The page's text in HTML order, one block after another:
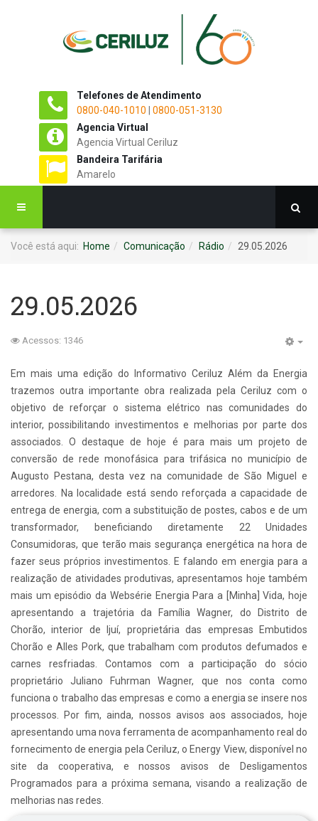
Telefones de Atendimento
0800-040-1010
0800-051-3130
Agencia Virtual
Agencia Virtual Ceriluz
Bandeira Tarifária
Amarelo
Você está aqui: Home Comunicação Rádio 29.05.2026
29.05.2026
Acessos: 1346
Em mais uma edição do Informativo Ceriluz Além da Energia
trazemos outra importante obra realizada pela Ceriluz com o
objetivo de reforçar o sistema elétrico nas comunidades do
interior, possibilitando investimentos e melhorias por parte dos
associados. O destaque de hoje é para mais um projeto de
conversão de rede monofásica para trifásica no município de
Augusto Pestana, desta vez na comunidade de São Miguel e
arredores. Na localidade está sendo reforçada a capacidade de
entrega de energia, com a substituição de postes, cabos e de um
transformador, beneficiando diretamente 22 Unidades
Consumidoras, que terão mais segurança energética na hora de
fazer seus próprios investimentos. E falando em energia para a
realização de atividades produtivas, apresentamos hoje também
mais um episódio da Websérie Energia Para a [Minha] Vida, hoje
apresentando a trajetória da Família Wagner, do Distrito de
Chorão, interior de Ijuí, proprietária das empresas Embutidos
Chorão e Alles Pork, que trabalham com produtos defumados e
carnes resfriadas. Contamos com a participação do sócio
proprietário Juliano Fuhrman Wagner, que nos conta como
funciona o trabalho das empresas e como a energia se insere nos
processos. Por fim, ainda, nossos avisos aos associados, hoje
apresentando uma nova ferramenta de acompanhamento real do
fornecimento de energia pela Ceriluz, o Energy View, disponível no
site da cooperativa, e nossos avisos de Desligamentos
Programados para a próxima semana, visando a realização de
melhorias nas redes.